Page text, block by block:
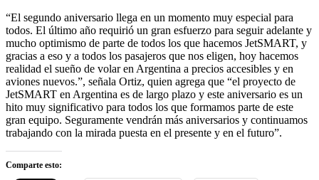
“El segundo aniversario llega en un momento muy especial para
todos. El último año requirió un gran esfuerzo para seguir adelante y
mucho optimismo de parte de todos los que hacemos JetSMART, y
gracias a eso y a todos los pasajeros que nos eligen, hoy hacemos
realidad el sueño de volar en Argentina a precios accesibles y en
aviones nuevos.”, señala Ortiz, quien agrega que “el proyecto de
JetSMART en Argentina es de largo plazo y este aniversario es un
hito muy significativo para todos los que formamos parte de este
gran equipo. Seguramente vendrán más aniversarios y continuamos
trabajando con la mirada puesta en el presente y en el futuro”.
Comparte esto: